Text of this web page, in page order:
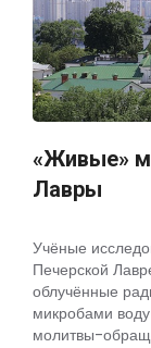
«Живые»
Лавры
Учёные
Печерской
облучённые
микробами
молитвы-